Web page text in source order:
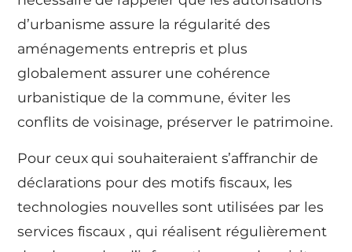
d’urbanisme assure la régularité des
aménagements entrepris et plus
globalement assurer une cohérence
urbanistique de la commune, éviter les
conflits de voisinage, préserver le patrimoine.
Pour ceux qui souhaiteraient s’affranchir de
déclarations pour des motifs fiscaux, les
technologies nouvelles sont utilisées par les
services fiscaux , qui réalisent régulièrement